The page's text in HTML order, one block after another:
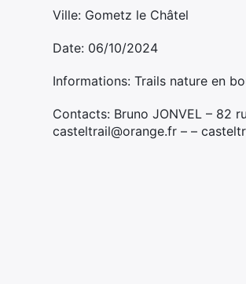
Ville: Gometz le Châtel
Date: 06/10/2024
Informations: Trails nature en
Contacts: Bruno JONVEL – 82
casteltrail@orange.fr – –